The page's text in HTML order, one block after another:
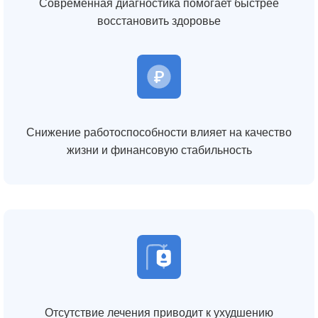
Современная диагностика помогает быстрее
восстановить здоровье
Снижение работоспособности влияет на качество
жизни и финансовую стабильность
Отсутствие лечения приводит к ухудшению